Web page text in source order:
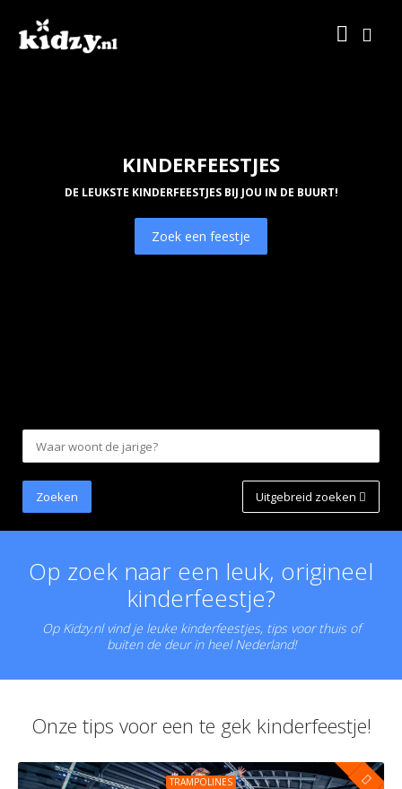
KINDERFEESTJES
DE LEUKSTE KINDERFEESTJES BIJ JOU IN DE BUURT!
Zoek een feestje
Uitgebreid zoeken
Op zoek naar een leuk, origineel
kinderfeestje?
Op Kidzy.nl vind je leuke kinderfeestjes, tips voor thuis of
buiten de deur in heel Nederland!
Onze tips voor een te gek kinderfeestje!
TRAMPOLINES